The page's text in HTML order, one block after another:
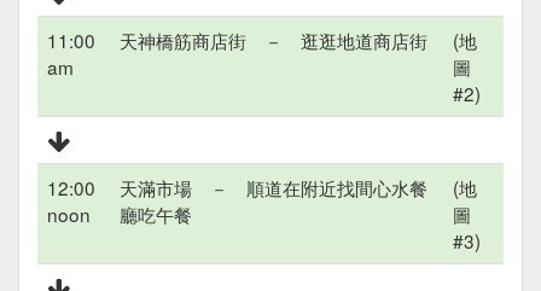
11:00
am
天神橋筋商店街 － 逛逛地道商店街
(地
圖
#2)
12:00
noon
天滿市場 － 順道在附近找間心水餐
廳吃午餐
(地
圖
#3)